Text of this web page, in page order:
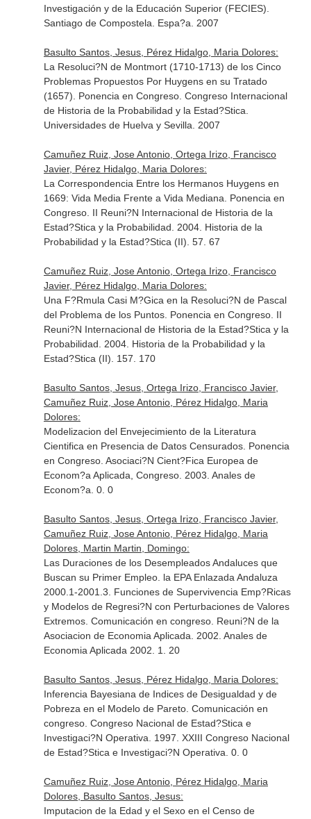
Investigación y de la Educación Superior (FECIES).
Santiago de Compostela. Espa?a. 2007
Basulto Santos, Jesus, Pérez Hidalgo, Maria Dolores:
La Resoluci?N de Montmort (1710-1713) de los Cinco
Problemas Propuestos Por Huygens en su Tratado
(1657). Ponencia en Congreso. Congreso Internacional
de Historia de la Probabilidad y la Estad?Stica.
Universidades de Huelva y Sevilla. 2007
Camuñez Ruiz, Jose Antonio, Ortega Irizo, Francisco
Javier, Pérez Hidalgo, Maria Dolores:
La Correspondencia Entre los Hermanos Huygens en
1669: Vida Media Frente a Vida Mediana. Ponencia en
Congreso. II Reuni?N Internacional de Historia de la
Estad?Stica y la Probabilidad. 2004. Historia de la
Probabilidad y la Estad?Stica (II). 57. 67
Camuñez Ruiz, Jose Antonio, Ortega Irizo, Francisco
Javier, Pérez Hidalgo, Maria Dolores:
Una F?Rmula Casi M?Gica en la Resoluci?N de Pascal
del Problema de los Puntos. Ponencia en Congreso. II
Reuni?N Internacional de Historia de la Estad?Stica y la
Probabilidad. 2004. Historia de la Probabilidad y la
Estad?Stica (II). 157. 170
Basulto Santos, Jesus, Ortega Irizo, Francisco Javier,
Camuñez Ruiz, Jose Antonio, Pérez Hidalgo, Maria
Dolores:
Modelizacion del Envejecimiento de la Literatura
Cientifica en Presencia de Datos Censurados. Ponencia
en Congreso. Asociaci?N Cient?Fica Europea de
Econom?a Aplicada, Congreso. 2003. Anales de
Econom?a. 0. 0
Basulto Santos, Jesus, Ortega Irizo, Francisco Javier,
Camuñez Ruiz, Jose Antonio, Pérez Hidalgo, Maria
Dolores, Martin Martin, Domingo:
Las Duraciones de los Desempleados Andaluces que
Buscan su Primer Empleo. la EPA Enlazada Andaluza
2000.1-2001.3. Funciones de Supervivencia Emp?Ricas
y Modelos de Regresi?N con Perturbaciones de Valores
Extremos. Comunicación en congreso. Reuni?N de la
Asociacion de Economia Aplicada. 2002. Anales de
Economia Aplicada 2002. 1. 20
Basulto Santos, Jesus, Pérez Hidalgo, Maria Dolores:
Inferencia Bayesiana de Indices de Desigualdad y de
Pobreza en el Modelo de Pareto. Comunicación en
congreso. Congreso Nacional de Estad?Stica e
Investigaci?N Operativa. 1997. XXIII Congreso Nacional
de Estad?Stica e Investigaci?N Operativa. 0. 0
Camuñez Ruiz, Jose Antonio, Pérez Hidalgo, Maria
Dolores, Basulto Santos, Jesus:
Imputacion de la Edad y el Sexo en el Censo de